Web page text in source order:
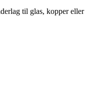
til glas, kopper eller